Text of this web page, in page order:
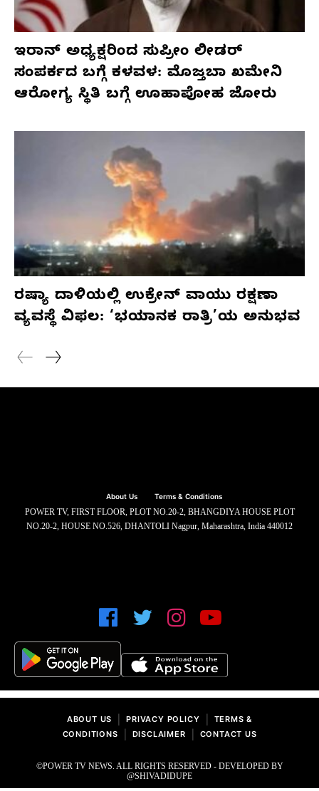
ಇರಾನ್ ಅಧ್ಯಕ್ಷರಿಂದ ಸುಪ್ರೀಂ ಲೀಡರ್
ಸಂಪರ್ಕದ ಬಗ್ಗೆ ಕಳವಳ: ಮೊಜ್ತಬಾ ಖಮೇನಿ
ಆರೋಗ್ಯ ಸ್ಥಿತಿ ಬಗ್ಗೆ ಊಹಾಪೋಹ ಜೋರು
ರಷ್ಯಾ ದಾಳಿಯಲ್ಲಿ ಉಕ್ರೇನ್ ವಾಯು ರಕ್ಷಣಾ
ವ್ಯವಸ್ಥೆ ವಿಫಲ: ‘ಭಯಾನಕ ರಾತ್ರಿ’ಯ ಅನುಭವ
About Us Terms & Conditions
POWER TV, FIRST FLOOR, PLOT NO.20-2, BHANGDIYA HOUSE PLOT
NO.20-2, HOUSE NO.526, DHANTOLI Nagpur, Maharashtra, India 440012
ABOUT US PRIVACY POLICY
TERMS &
CONDITIONS
DISCLAIMER CONTACT US
©POWER TV NEWS. ALL RIGHTS RESERVED - DEVELOPED BY
@SHIVADIDUPE